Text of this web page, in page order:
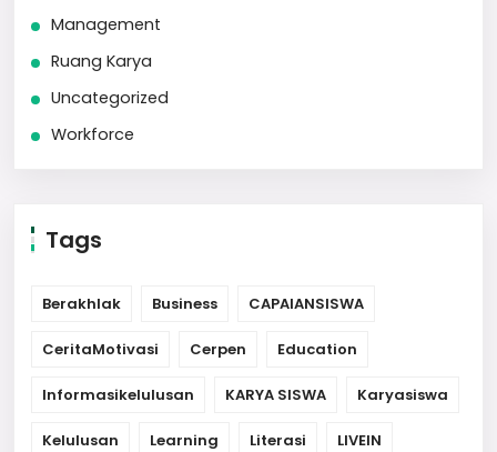
Management
Ruang Karya
Uncategorized
Workforce
Tags
Berakhlak Business CAPAIANSISWA
CeritaMotivasi Cerpen Education
Informasikelulusan KARYA SISWA Karyasiswa
Kelulusan Learning Literasi LIVEIN